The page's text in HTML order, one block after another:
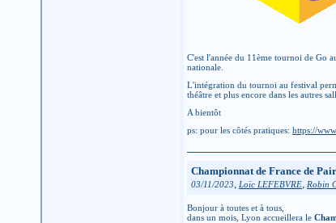
C'est l'année du 11ème tournoi de Go
nationale.
L'intégration du tournoi au festival
théâtre et plus encore dans les autres
A bientôt
ps: pour les côtés pratiques: https://
Championnat de France de
03/11/2023 Loïc LEFEBVRE Robin
Bonjour à toutes et à tous,
dans un mois, Lyon accueillera le